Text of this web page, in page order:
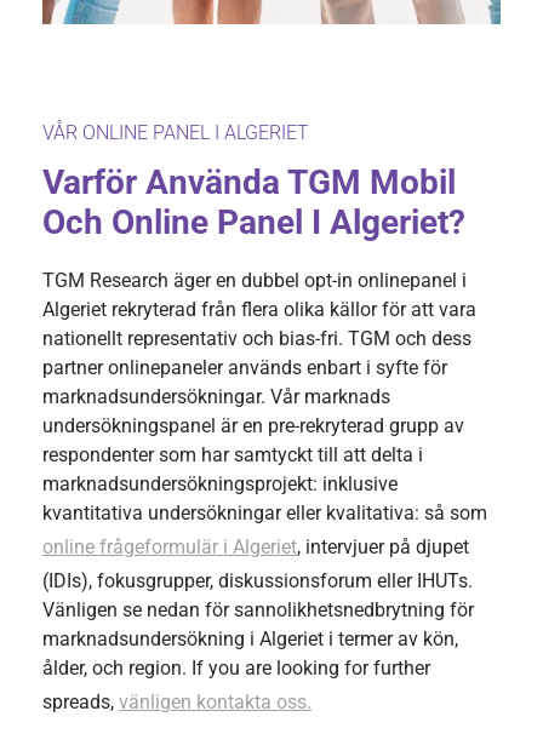
VÅR ONLINE PANEL I ALGERIET
Varför Använda TGM Mobil
Och Online Panel I Algeriet?
TGM Research äger en dubbel opt-in onlinepanel i
Algeriet rekryterad från flera olika källor för att vara
nationellt representativ och bias-fri. TGM och dess
partner onlinepaneler används enbart i syfte för
marknadsundersökningar. Vår marknads
undersökningspanel är en pre-rekryterad grupp av
respondenter som har samtyckt till att delta i
marknadsundersökningsprojekt: inklusive
kvantitativa undersökningar eller kvalitativa: så som
online frågeformulär i Algeriet, intervjuer på djupet
(IDIs), fokusgrupper, diskussionsforum eller IHUTs.
Vänligen se nedan för sannolikhetsnedbrytning för
marknadsundersökning i Algeriet i termer av kön,
ålder, och region. If you are looking for further
spreads, vänligen kontakta oss.